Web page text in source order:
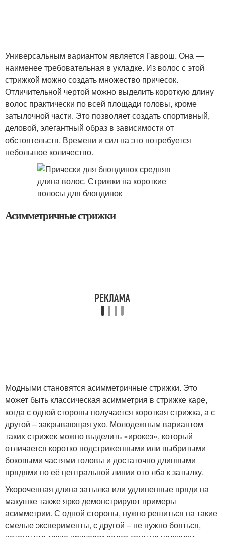
Универсальным вариантом является Гаврош. Она —
наименее требовательная в укладке. Из волос с этой
стрижкой можно создать множество причесок.
Отличительной чертой можно выделить короткую длину
волос практически по всей площади головы, кроме
затылочной части. Это позволяет создать спортивный,
деловой, элегантный образ в зависимости от
обстоятельств. Времени и сил на это потребуется
небольшое количество.
Асимметричные стрижки
Модными становятся асимметричные стрижки. Это
может быть классическая асимметрия в стрижке каре,
когда с одной стороны получается короткая стрижка, а с
другой – закрывающая ухо. Молодежным вариантом
таких стрижек можно выделить «ирокез», который
отличается коротко подстриженными или выбритыми
боковыми частями головы и достаточно длинными
прядями по её центральной линии ото лба к затылку.
Укороченная длина затылка или удлиненные пряди на
макушке также ярко демонстрируют примеры
асимметрии. С одной стороны, нужно решиться на такие
смелые эксперименты, с другой – не нужно бояться,